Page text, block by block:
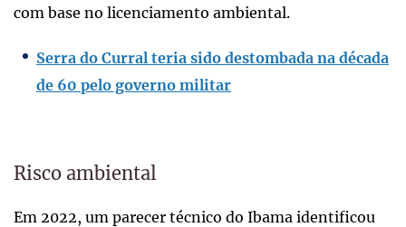
com base no licenciamento ambiental.
Serra do Curral teria sido destombada na década
de 60 pelo governo militar
Risco ambiental
Em 2022, um parecer técnico do Ibama identificou